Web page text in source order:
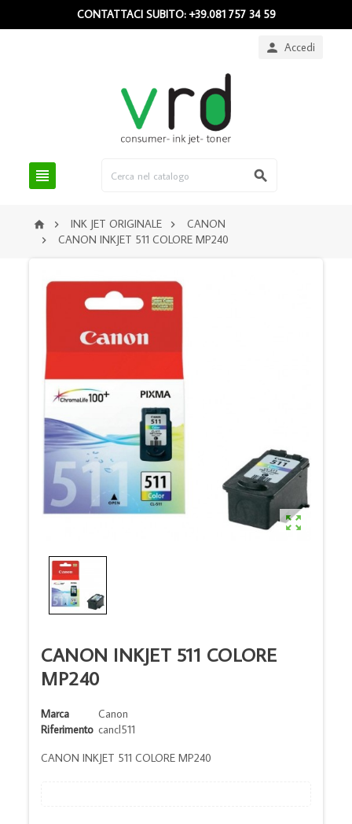
CONTATTACI SUBITO: +39.081 757 34 59
 Accedi
 
  INK JET ORIGINALE  CANON
 CANON INKJET 511 COLORE MP240

CANON INKJET 511 COLORE
MP240
Marca
Canon
Riferimento cancl511
CANON INKJET 511 COLORE MP240